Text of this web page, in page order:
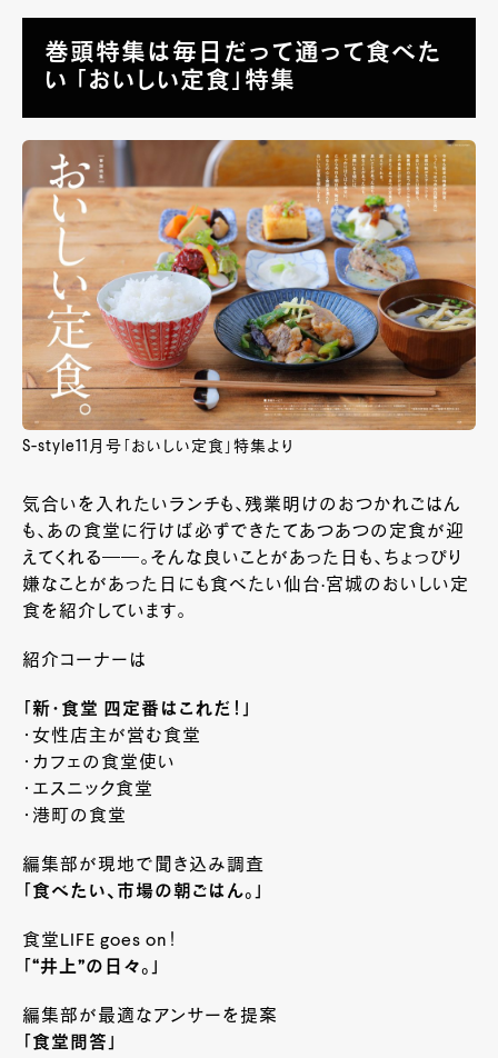
巻頭特集は毎日だって通って食べた
い 「おいしい定食」特集
S-style11月号「おいしい定食」特集より
気合いを入れたいランチも、残業明けのおつかれごはん
も、あの食堂に行けば必ずできたてあつあつの定食が迎
えてくれる――。そんな良いことがあった日も、ちょっぴり
嫌なことがあった日にも食べたい仙台·宮城のおいしい定
食を紹介しています。
紹介コーナーは
「新・食堂 四定番はこれだ！」
・女性店主が営む食堂
・カフェの食堂使い
・エスニック食堂
・港町の食堂
編集部が現地で聞き込み調査
「食べたい、市場の朝ごはん。」
食堂LIFE goes on！
「“井上”の日々。」
編集部が最適なアンサーを提案
「食堂問答」